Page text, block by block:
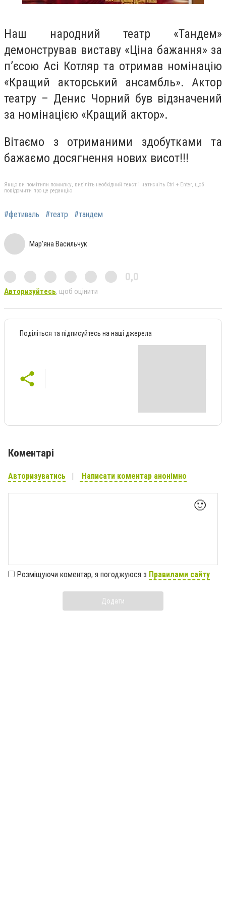
Наш народний театр «Тандем»
демонстрував виставу «Ціна бажання» за
п’єсою Асі Котляр та отримав номінацію
«Кращий акторський ансамбль». Актор
театру – Денис Чорний був відзначений
за номінацією «Кращий актор».
Вітаємо з отриманими здобутками та
бажаємо досягнення нових висот!!!
Якщо ви помітили помилку, виділіть необхідний текст і натисніть Ctrl + Enter, щоб
повідомити про це редакцію
#фетиваль #театр #тандем
Мар'яна Васильчук
0,0
Авторизуйтесь, щоб оцінити
Поділіться та підписуйтесь на наші джерела
Коментарі
Авторизуватись Написати коментар анонімно
🙂
Розміщуючи коментар, я погоджуюся з Правилами сайту
Додати